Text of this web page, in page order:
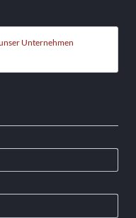
Unternehmen